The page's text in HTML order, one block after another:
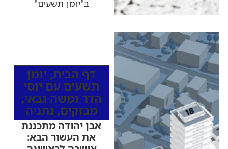
ב"יומן תשעים"
דף הבית, יומן
תשעים עם יוסי
הדר ומשה גבאי,
מבזקים, נתניה
אבן יהודה מתכננת
את העשור הבא: